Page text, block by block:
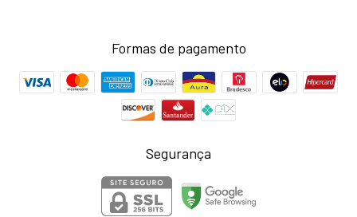
Formas de pagamento
Segurança